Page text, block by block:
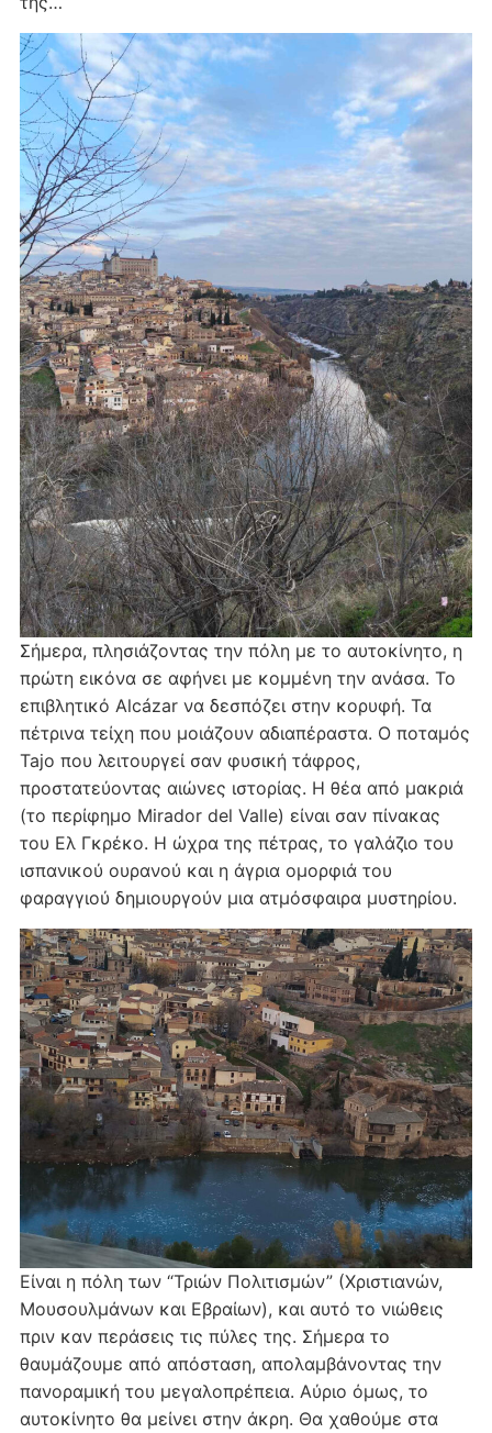
Σήμερα, πλησιάζοντας την πόλη με το αυτοκίνητο, η
πρώτη εικόνα σε αφήνει με κομμένη την ανάσα. Το
επιβλητικό Alcázar να δεσπόζει στην κορυφή. Τα
πέτρινα τείχη που μοιάζουν αδιαπέραστα. Ο ποταμός
Tajo που λειτουργεί σαν φυσική τάφρος,
προστατεύοντας αιώνες ιστορίας. Η θέα από μακριά
(το περίφημο Mirador del Valle) είναι σαν πίνακας
του Ελ Γκρέκο. Η ώχρα της πέτρας, το γαλάζιο του
ισπανικού ουρανού και η άγρια ομορφιά του
φαραγγιού δημιουργούν μια ατμόσφαιρα μυστηρίου.
Είναι η πόλη των “Τριών Πολιτισμών” (Χριστιανών,
Μουσουλμάνων και Εβραίων), και αυτό το νιώθεις
πριν καν περάσεις τις πύλες της. Σήμερα το
θαυμάζουμε από απόσταση, απολαμβάνοντας την
πανοραμική του μεγαλοπρέπεια. Αύριο όμως, το
αυτοκίνητο θα μείνει στην άκρη. Θα χαθούμε στα